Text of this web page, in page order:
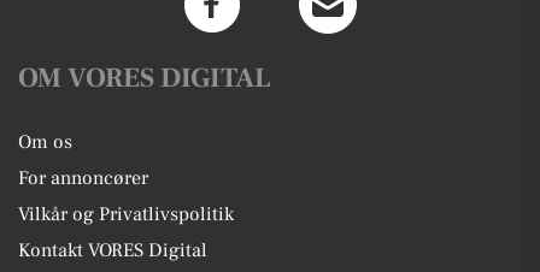
OM VORES DIGITAL
Om os
For annoncører
Vilkår og Privatlivspolitik
Kontakt VORES Digital